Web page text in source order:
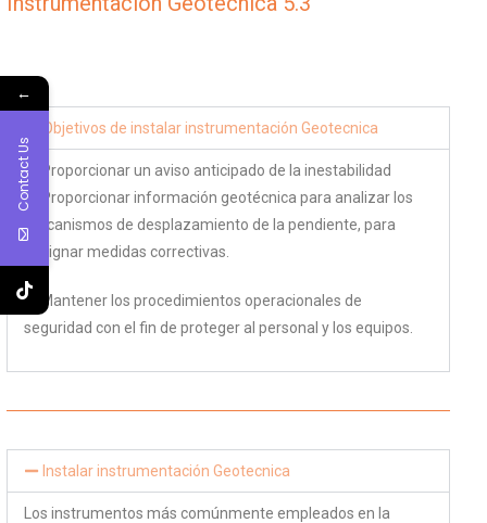
Objetivos de instalar instrumentación Geotecnica
a) Proporcionar un aviso anticipado de la inestabilidad
b) Proporcionar información geotécnica para analizar los
mecanismos de desplazamiento de la pendiente, para
designar medidas correctivas.
c) Mantener los procedimientos operacionales de
seguridad con el fin de proteger al personal y los equipos.
Instalar instrumentación Geotecnica
Los instrumentos más comúnmente empleados en la
←
Contact Us